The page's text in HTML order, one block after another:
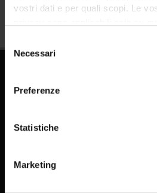
vostri dati e per quali scopi. Le
modificare o revocare il proprio
momento dalla Dichiarazione sui
raccogliere informazioni
geografica, con
Identificare il tuo
delNecessari
Preferenze
Statistiche
Marketing
E-learning